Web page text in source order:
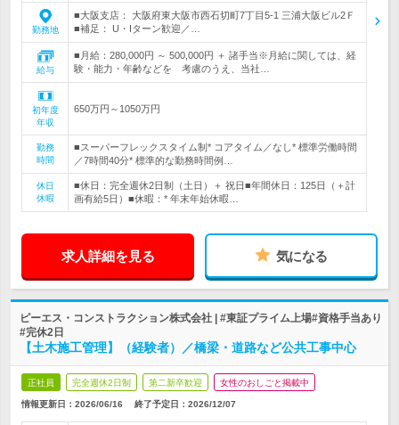
勤務地
■大阪支店： 大阪府東大阪市西石切町7丁目5-1 三浦大阪ビル2Ｆ
■補足： U・Iターン歓迎／…
給与
■月給：280,000円 ～ 500,000円 ＋ 諸手当※月給に関しては、経
験・能力・年齢などを 考慮のうえ、当社…
初年度
年収
650万円～1050万円
勤務
時間
■スーパーフレックスタイム制* コアタイム／なし* 標準労働時間
／7時間40分* 標準的な勤務時間例…
休日
休暇
■休日：完全週休2日制（土日）＋ 祝日■年間休日：125日（＋計
画有給5日）■休暇：* 年末年始休暇…
求人詳細を見る 気になる
ピーエス・コンストラクション株式会社 | #東証プライム上場#資格手当あり
#完休2日
【土木施工管理】（経験者）／橋梁・道路など公共工事中心
正社員 完全週休2日制 第二新卒歓迎 女性のおしごと掲載中
情報更新日：2026/06/16 終了予定日： 2026/12/07